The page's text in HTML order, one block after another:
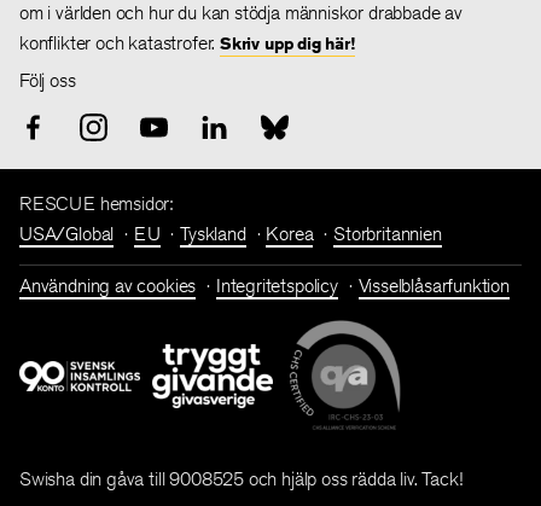
om i världen och hur du kan stödja människor drabbade av
konflikter och katastrofer. Skriv upp dig här!
Följ oss
RESCUE hemsidor:
USA/Global
EU Tyskland Korea Storbritannien
Användning av cookies Integritetspolicy Visselblåsarfunktion
Swisha din gåva till 9008525 och hjälp oss rädda liv. Tack!